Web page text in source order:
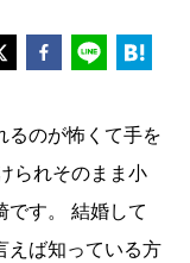
るのが怖くて手を
られそのまま小
す。 結婚して
えば知っている方